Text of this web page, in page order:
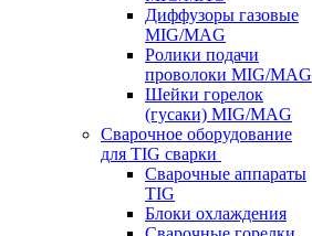
Диффузоры газовые
MIG/MAG
Ролики подачи
проволоки MIG/MAG
Шейки горелок
(гусаки) MIG/MAG
Сварочное оборудование
для TIG сварки
Сварочные аппараты
TIG
Блоки охлаждения